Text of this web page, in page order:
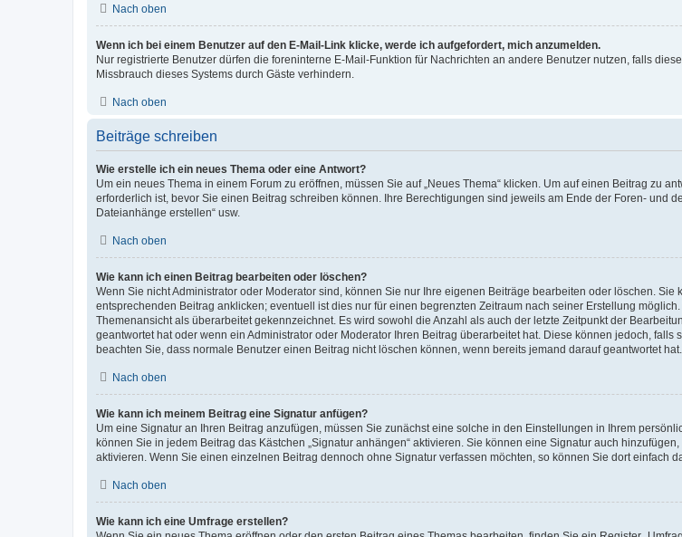
Nach oben
Wenn ich bei einem Benutzer auf den E-Mail-Link klicke, werde ich aufgefordert, mich anzumelden.
Nur registrierte Benutzer dürfen die foreninterne E-Mail-Funktion für Nachrichten an andere Benutzer nutzen, falls
Missbrauch dieses Systems durch Gäste verhindern.
Nach oben
Beiträge schreiben
Wie erstelle ich ein neues Thema oder eine Antwort?
Um ein neues Thema in einem Forum zu eröffnen, müssen Sie auf „Neues Thema“ klicken. Um auf einen Beitrag zu
erforderlich ist, bevor Sie einen Beitrag schreiben können. Ihre Berechtigungen sind jeweils am Ende der Foren- und
Dateianhänge erstellen“ usw.
Nach oben
Wie kann ich einen Beitrag bearbeiten oder löschen?
Wenn Sie nicht Administrator oder Moderator sind, können Sie nur Ihre eigenen Beiträge bearbeiten oder löschen.
entsprechenden Beitrag anklicken; eventuell ist dies nur für einen begrenzten Zeitraum nach seiner Erstellung
Themenansicht als überarbeitet gekennzeichnet. Es wird sowohl die Anzahl als auch der letzte Zeitpunkt der
geantwortet hat oder wenn ein Administrator oder Moderator Ihren Beitrag überarbeitet hat. Diese können jedoch,
beachten Sie, dass normale Benutzer einen Beitrag nicht löschen können, wenn bereits jemand darauf geantwortet hat.
Nach oben
Wie kann ich meinem Beitrag eine Signatur anfügen?
Um eine Signatur an Ihren Beitrag anzufügen, müssen Sie zunächst eine solche in den Einstellungen in Ihrem
können Sie in jedem Beitrag das Kästchen „Signatur anhängen“ aktivieren. Sie können eine Signatur auch
aktivieren. Wenn Sie einen einzelnen Beitrag dennoch ohne Signatur verfassen möchten, so können Sie dort einfach
Nach oben
Wie kann ich eine Umfrage erstellen?